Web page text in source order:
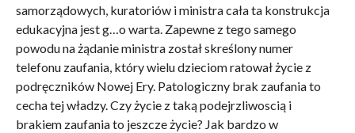
samorządowych, kuratoriów i ministra cała ta konstrukcja
edukacyjna jest g…o warta. Zapewne z tego samego
powodu na żądanie ministra został skreślony numer
telefonu zaufania, który wielu dzieciom ratował życie z
podręczników Nowej Ery. Patologiczny brak zaufania to
cecha tej władzy. Czy życie z taką podejrzliwoscią i
brakiem zaufania to jeszcze życie? Jak bardzo w